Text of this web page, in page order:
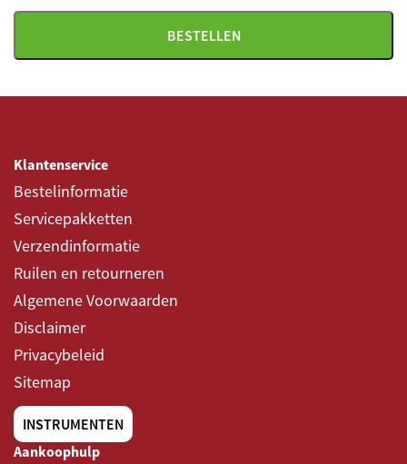
Barok, dubbele boring
BESTELLEN
Klantenservice
Bestelinformatie
Servicepakketten
Verzendinformatie
Ruilen en retourneren
Algemene Voorwaarden
Disclaimer
Privacybeleid
Sitemap
INSTRUMENTEN
Aankoophulp